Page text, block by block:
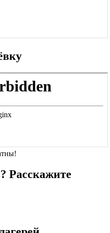
Расскажите